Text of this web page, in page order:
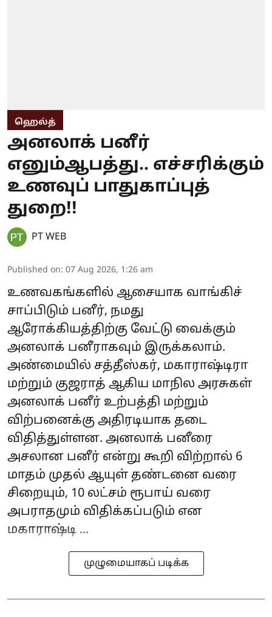
ஹெல்த்
அனலாக் பனீர்
எனும்ஆபத்து.. எச்சரிக்கும்
உணவுப் பாதுகாப்புத்
துறை!!
PT WEB
Published on: 07 Aug 2026, 1:26 am
உணவகங்களில் ஆசையாக வாங்கிச்
சாப்பிடும் பனீர், நமது
ஆரோக்கியத்திற்கு வேட்டு வைக்கும்
அனலாக் பனீராகவும் இருக்கலாம்.
அண்மையில் சத்தீஸ்கர், மகாராஷ்டிரா
மற்றும் குஜராத் ஆகிய மாநில அரசுகள்
அனலாக் பனீர் உற்பத்தி மற்றும்
விற்பனைக்கு அதிரடியாக தடை
விதித்துள்ளன. அனலாக் பனீரை
அசலான பனீர் என்று கூறி விற்றால் 6
மாதம் முதல் ஆயுள் தண்டனை வரை
சிறையும், 10 லட்சம் ரூபாய் வரை
அபராதமும் விதிக்கப்படும் என
மகாராஷ்டி ...
முழுமையாகப் படிக்க